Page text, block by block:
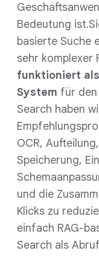
Bedeutung
basierte Suche
sehr komplexer
funktioniert
System für
Search haben
OCR,
Speicherung,
und die
Klicks zu
einfach RAG-
Search als